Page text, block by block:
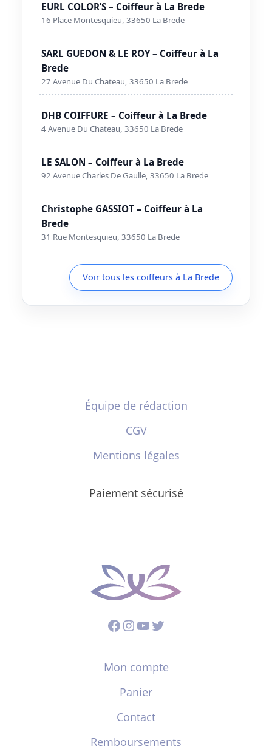
EURL COLOR’S – Coiffeur à La Brede
16 Place Montesquieu, 33650 La Brede
SARL GUEDON & LE ROY – Coiffeur à La
Brede
27 Avenue Du Chateau, 33650 La Brede
DHB COIFFURE – Coiffeur à La Brede
4 Avenue Du Chateau, 33650 La Brede
LE SALON – Coiffeur à La Brede
92 Avenue Charles De Gaulle, 33650 La Brede
Christophe GASSIOT – Coiffeur à La
Brede
31 Rue Montesquieu, 33650 La Brede
Voir tous les coiffeurs à La Brede
Équipe de rédaction
CGV
Mentions légales
Paiement sécurisé
Facebook
Instagram
YouTube
Twitter
Mon compte
Panier
Contact
Remboursements